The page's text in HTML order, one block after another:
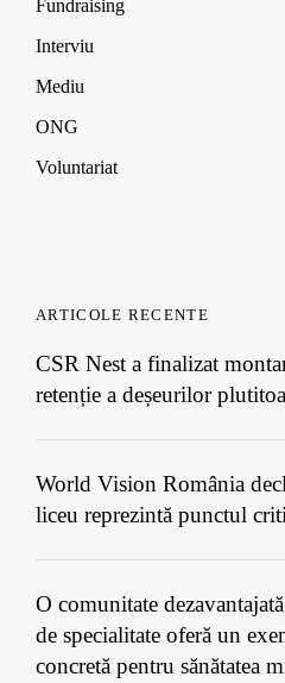
Fundraising
Interviu
Mediu
ONG
Voluntariat
ARTICOLE RECENTE
CSR Nest a finalizat
retenție a deșeurilor
World Vision România
liceu reprezintă punctul
O comunitate
de specialitate oferă un
concretă pentru sănătatea